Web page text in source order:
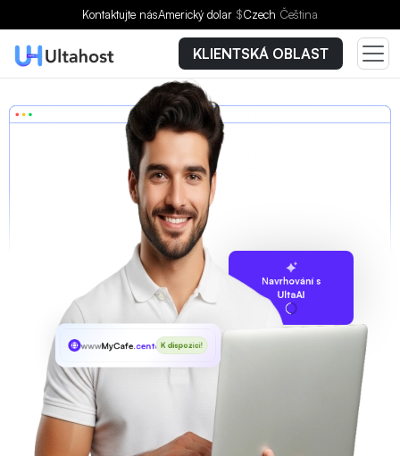
Kontaktujte násAmerický dolar $Czech Čeština
KLIENTSKÁ OBLAST
Navrhování s
UltaAI
wwwMyCafe.centerK dispozici!